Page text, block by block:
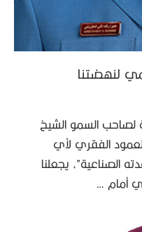
لنهضتنا
لصاحب السمو الشيخ
الفقري لأي
الصناعية”، يجعلنا
أمام …